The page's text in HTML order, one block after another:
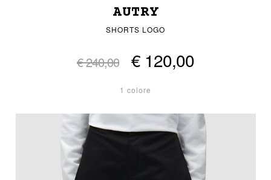
AUTRY
SHORTS LOGO
€ 240,00 € 120,00
1 colore